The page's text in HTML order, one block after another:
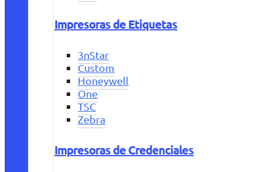
Impresoras de Etiquetas
3nStar
Custom
Honeywell
One
TSC
Zebra
Impresoras de Credenciales